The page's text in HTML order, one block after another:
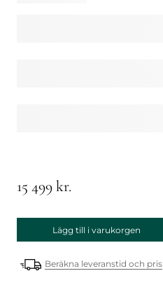
15 499 kr.
Lägg till i varukorgen
Beräkna leveranstid och pris